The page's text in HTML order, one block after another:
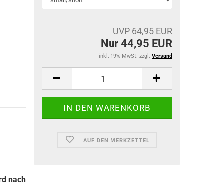
TACTICAL BLACK OPS
TACTICAL GLOVES SERIES
UVP 64,95 EUR
Nur 44,95 EUR
inkl. 19% MwSt. zzgl. Versand
AUF DEN MERKZETTEL
nach